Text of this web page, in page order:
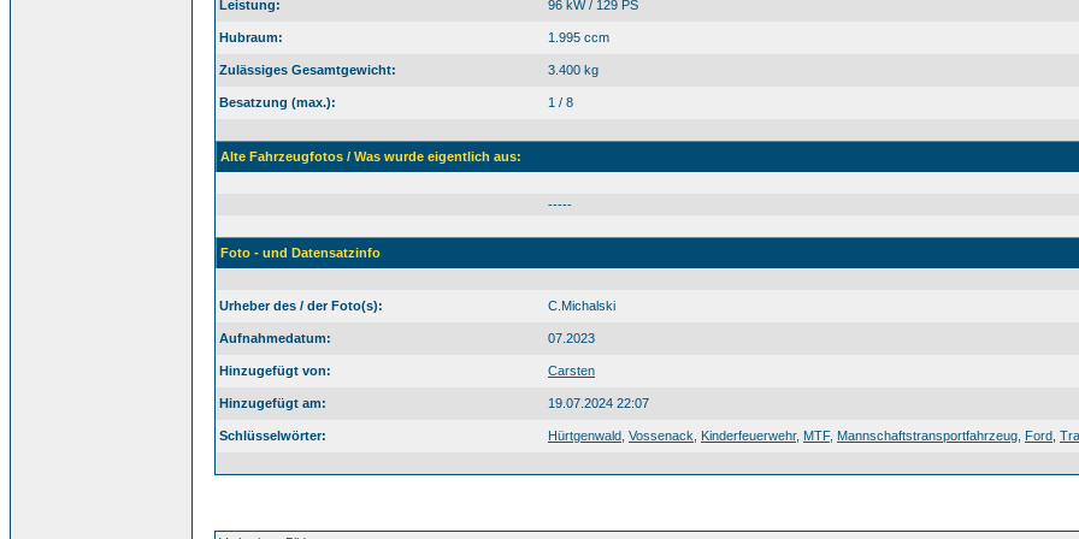
Leistung: 96 kW / 129 PS
Hubraum: 1.995 ccm
Zulässiges Gesamtgewicht: 3.400 kg
Besatzung (max.): 1 / 8
Alte Fahrzeugfotos / Was wurde eigentlich aus:
-----
Foto - und Datensatzinfo
Urheber des / der Foto(s): C.Michalski
Aufnahmedatum: 07.2023
Hinzugefügt von: Carsten
Hinzugefügt am: 19.07.2024 22:07
Schlüsselwörter: Hürtgenwald Vossenack Kinderfeuerwehr, MTF, Mannschaftstransportfahrzeug Ford